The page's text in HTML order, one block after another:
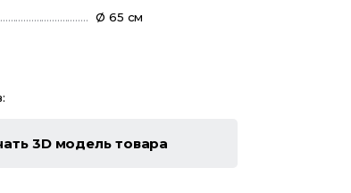
Ø 65 см
3D модель товара